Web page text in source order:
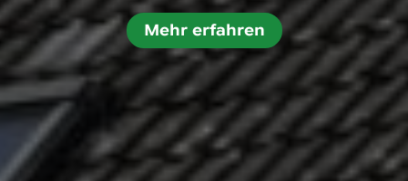
Mehr erfahren